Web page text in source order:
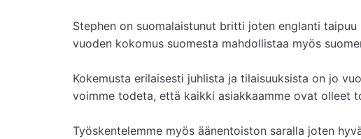
Stephen on suomalaistunut britti joten englanti
vuoden kokomus suomesta mahdollistaa myös
Kokemusta erilaisesti juhlista ja tilaisuuksista on jo
voimme todeta, että kaikki asiakkaamme ovat olleet
Työskentelemme myös äänentoiston saralla joten